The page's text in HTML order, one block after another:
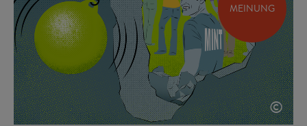
MEINUNG
©